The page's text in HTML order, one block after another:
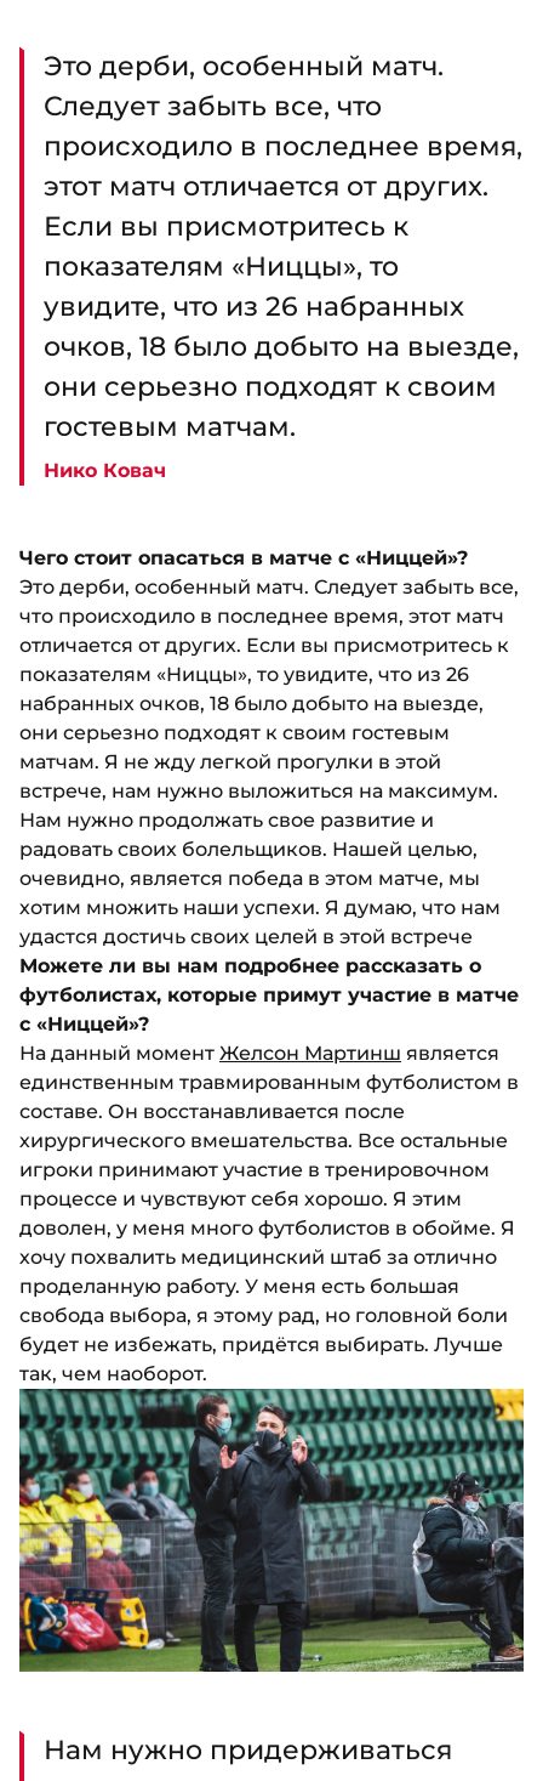
Это дерби, особенный матч.
Следует забыть все, что
происходило в последнее время,
этот матч отличается от других.
Если вы присмотритесь к
показателям «Ниццы», то
увидите, что из 26 набранных
очков, 18 было добыто на выезде,
они серьезно подходят к своим
гостевым матчам.
Нико Ковач
Чего стоит опасаться в матче с «Ниццей»?
Это дерби, особенный матч. Следует забыть все,
что происходило в последнее время, этот матч
отличается от других. Если вы присмотритесь к
показателям «Ниццы», то увидите, что из 26
набранных очков, 18 было добыто на выезде,
они серьезно подходят к своим гостевым
матчам. Я не жду легкой прогулки в этой
встрече, нам нужно выложиться на максимум.
Нам нужно продолжать свое развитие и
радовать своих болельщиков. Нашей целью,
очевидно, является победа в этом матче, мы
хотим множить наши успехи. Я думаю, что нам
удастся достичь своих целей в этой встрече
Можете ли вы нам подробнее рассказать о
футболистах, которые примут участие в матче
с «Ниццей»?
На данный момент Желсон Мартинш является
единственным травмированным футболистом в
составе. Он восстанавливается после
хирургического вмешательства. Все остальные
игроки принимают участие в тренировочном
процессе и чувствуют себя хорошо. Я этим
доволен, у меня много футболистов в обойме. Я
хочу похвалить медицинский штаб за отлично
проделанную работу. У меня есть большая
свобода выбора, я этому рад, но головной боли
будет не избежать, придётся выбирать. Лучше
так, чем наоборот.
Нам нужно придерживаться